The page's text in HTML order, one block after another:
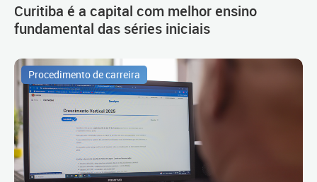
Curitiba é a capital com melhor ensino
fundamental das séries iniciais
Procedimento de carreira